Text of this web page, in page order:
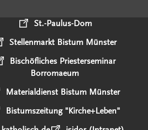
St.-Paulus-Dom
Stellenmarkt Bistum Münster
Bischöfliches Priesterseminar
Borromaeum
Materialdienst Bistum Münster
Bistumszeitung "Kirche+Leben"